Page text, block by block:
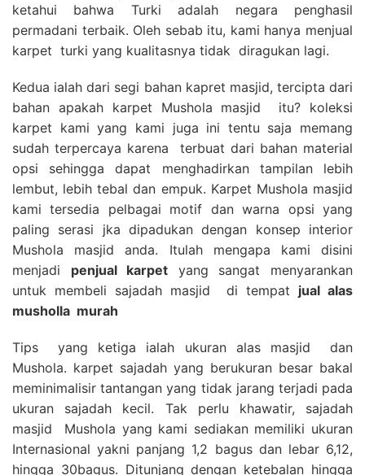
ketahui bahwa Turki adalah negara penghasil
permadani terbaik. Oleh sebab itu, kami hanya menjual
karpet turki yang kualitasnya tidak diragukan lagi.
Kedua ialah dari segi bahan kapret masjid, tercipta dari
bahan apakah karpet Mushola masjid itu? koleksi
karpet kami yang kami juga ini tentu saja memang
sudah terpercaya karena terbuat dari bahan material
opsi sehingga dapat menghadirkan tampilan lebih
lembut, lebih tebal dan empuk. Karpet Mushola masjid
kami tersedia pelbagai motif dan warna opsi yang
paling serasi jka dipadukan dengan konsep interior
Mushola masjid anda. Itulah mengapa kami disini
menjadi penjual karpet yang sangat menyarankan
untuk membeli sajadah masjid di tempat jual alas
musholla murah
Tips yang ketiga ialah ukuran alas masjid dan
Mushola. karpet sajadah yang berukuran besar bakal
meminimalisir tantangan yang tidak jarang terjadi pada
ukuran sajadah kecil. Tak perlu khawatir, sajadah
masjid Mushola yang kami sediakan memiliki ukuran
Internasional yakni panjang 1,2 bagus dan lebar 6,12,
hingga 30bagus. Ditunjang dengan ketebalan hingga